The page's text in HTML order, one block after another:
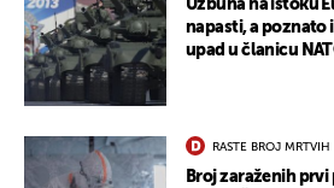
Uzbuna na istoku
napasti, a poznato
upad u članicu
RASTE BROJ MRTVIH
Broj zaraženih